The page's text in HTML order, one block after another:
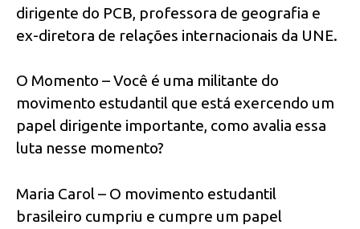
dirigente do PCB, professora de geografia e
ex-diretora de relações internacionais da UNE.
O Momento – Você é uma militante do
movimento estudantil que está exercendo um
papel dirigente importante, como avalia essa
luta nesse momento?
Maria Carol – O movimento estudantil
brasileiro cumpriu e cumpre um papel